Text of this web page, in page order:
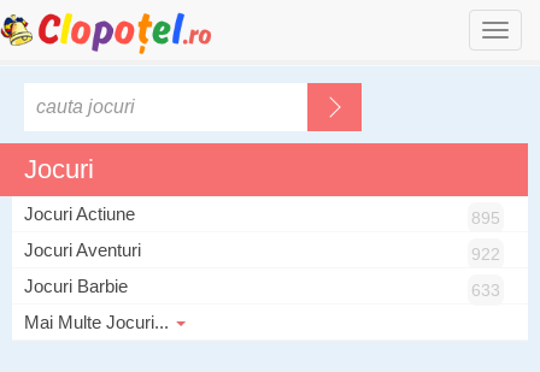
Jocuri
Jocuri Actiune 895
Jocuri Aventuri 922
Jocuri Barbie 633
Mai Multe Jocuri...